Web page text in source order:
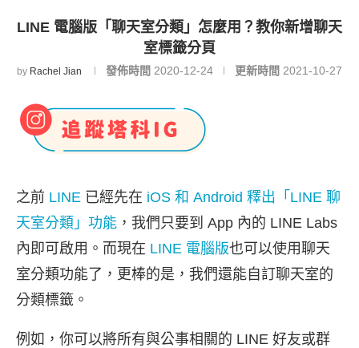
LINE 電腦版「聊天室分類」怎麼用？教你新增聊天
室標籤分頁
by Rachel Jian 發佈時間 2020-12-24 更新時間 2021-10-27
之前 LINE 已經先在 iOS 和 Android 釋出「LINE 聊
天室分類」功能 ，我們只要到 App 內的 LINE Labs
內即可啟用。而現在 LINE 電腦版也可以使用聊天
室分類功能了，更棒的是，我們還能自訂聊天室的
分類標籤。
例如，你可以將所有與公事相關的 LINE 好友或群